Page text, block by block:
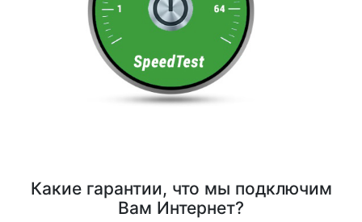
Какие гарантии, что мы подключим
Вам Интернет?